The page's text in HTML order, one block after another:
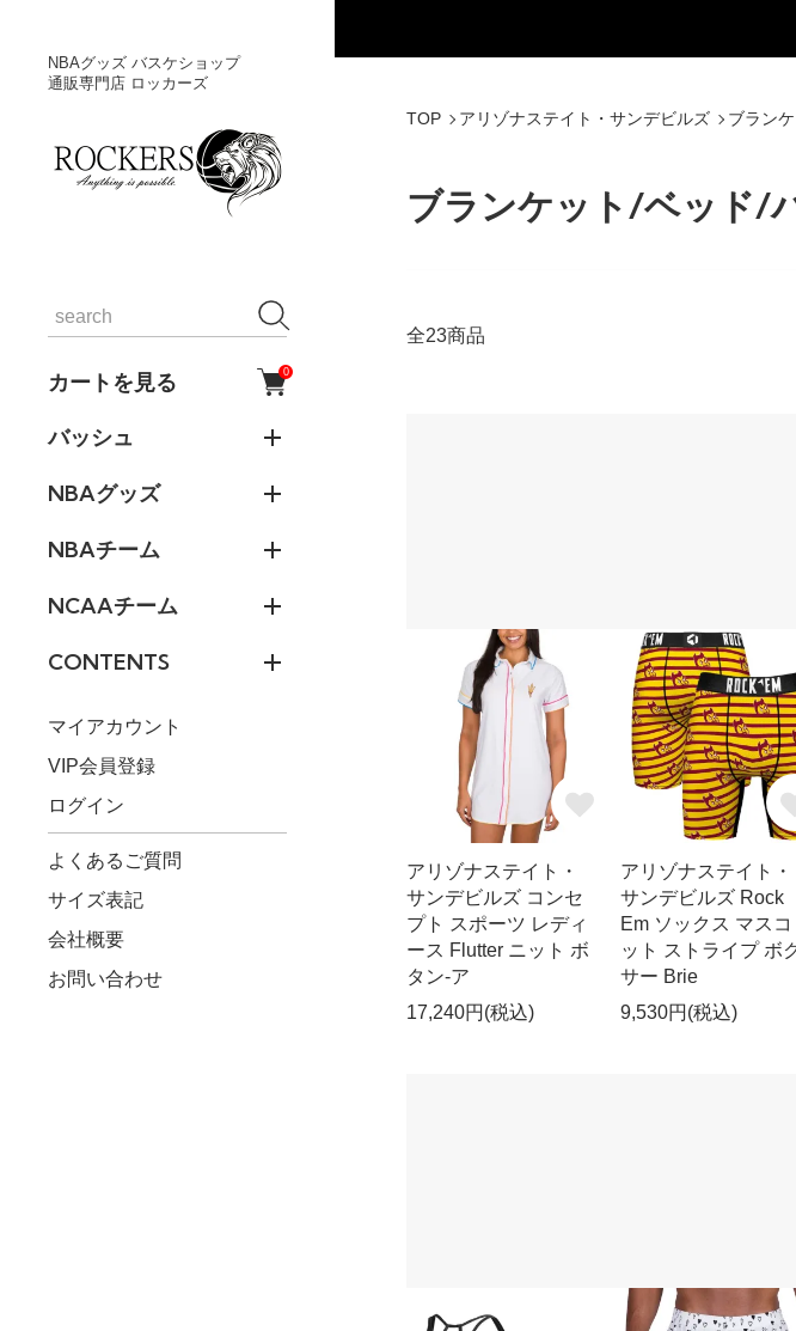
NBAグッズ バスケショップ
通販専門店 ロッカーズ
カートを見る 0
バッシュ
NBAグッズ
NBAチーム
NCAAチーム
CONTENTS
マイアカウント
VIP会員登録
ログイン
よくあるご質問
サイズ表記
会社概要
お問い合わせ
TOP アリゾナステイト・サンデビルズ ブラン
ブランケット/ベッド/
全23商品
アリゾナステイト・
サンデビルズ コンセ
プト スポーツ レディ
ース Flutter ニット ボ
タン-ア
17,240円(税込)
アリゾナステイト・
サンデビルズ Rock
Em ソックス マスコ
ット ストライプ ボ
サー Brie
9,530円(税込)